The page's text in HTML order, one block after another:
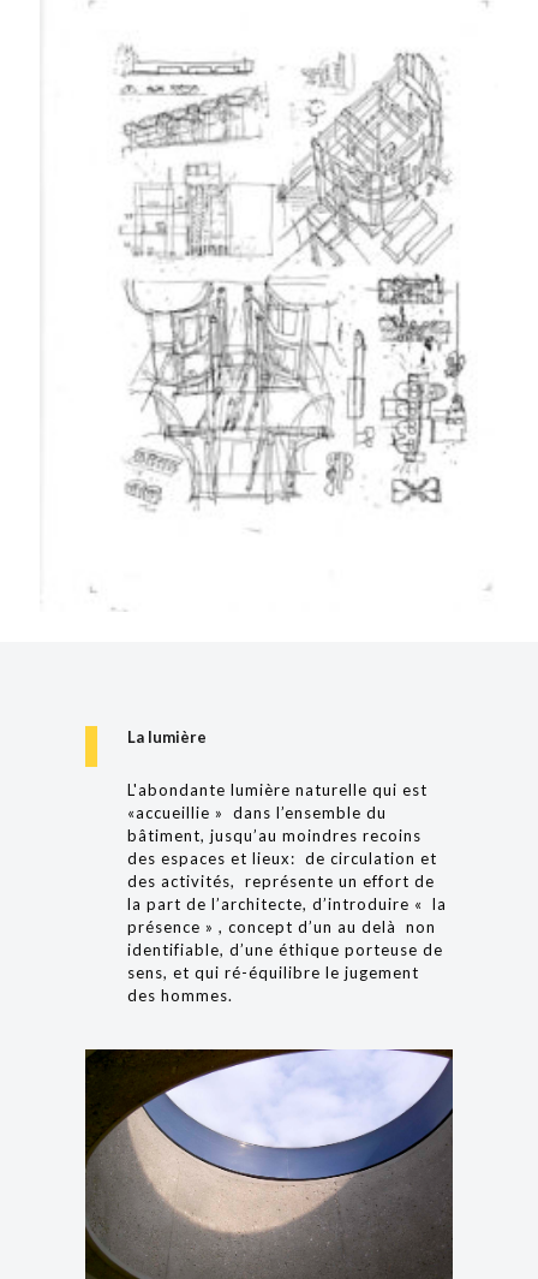
La lumière
L'abondante lumière naturelle qui est
«accueillie » dans l’ensemble du
bâtiment, jusqu’au moindres recoins
des espaces et lieux: de circulation et
des activités, représente un effort de
la part de l’architecte, d’introduire « la
présence » , concept d’un au delà non
identifiable, d’une éthique porteuse de
sens, et qui ré-équilibre le jugement
des hommes.